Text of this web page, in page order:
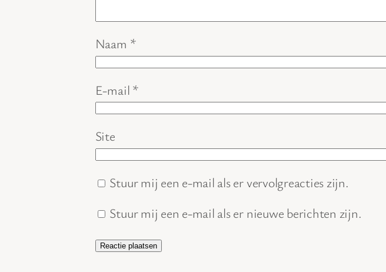
Naam *
E-mail *
Site
Stuur mij een e-mail als er vervolgreacties zijn.
Stuur mij een e-mail als er nieuwe berichten zijn.